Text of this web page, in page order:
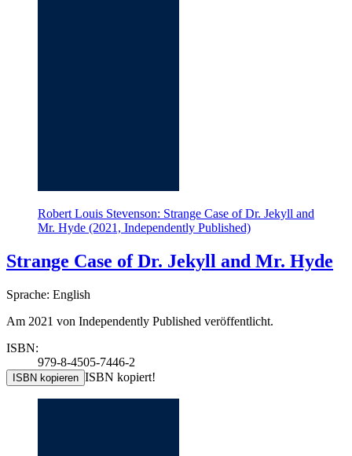
Robert Louis Stevenson: Strange Case of Dr. Jekyll and
Mr. Hyde (2021, Independently Published)
Strange Case of Dr. Jekyll and Mr. Hyde
Sprache: English
Am 2021 von Independently Published veröffentlicht.
ISBN:
979-8-4505-7446-2
ISBN kopieren ISBN kopiert!